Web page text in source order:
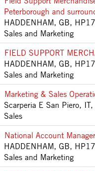
Peterborough and
HADDENHAM, GB,
Sales and Marketing
FIELD SUPPORT
HADDENHAM, GB,
Sales and Marketing
Marketing & Sales
Scarperia E San Piero,
Sales
National Account
HADDENHAM, GB,
Sales and Marketing